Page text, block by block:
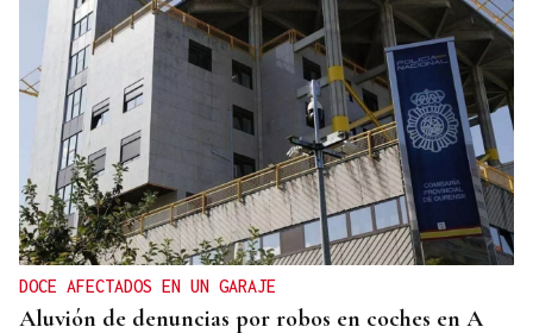
DOCE AFECTADOS EN UN GARAJE
Aluvión de denuncias por robos en coches en A